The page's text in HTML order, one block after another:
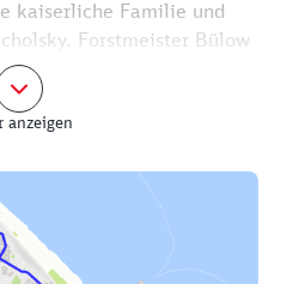
kaiserliche Familie und
Forstmeister Bülow
1825 als repräsentatives
auch die heutige Villa
1845 errichtet, ist sie
Stück Weg zurückgelegt.
und Cafés gibt es in
Einen der schönsten
in der
anzeigen